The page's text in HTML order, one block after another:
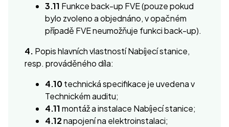
3.11 Funkce back-up FVE (pouze pokud
bylo zvoleno a objednáno, v opačném
případě FVE neumožňuje funkci back-up).
4. Popis hlavních vlastností Nabíjecí stanice,
resp. prováděného díla:
4.10technická specifikace je uvedena v
Technickém auditu;
4.11montáž a instalace Nabíjecí stanice;
4.12napojení na elektroinstalaci;